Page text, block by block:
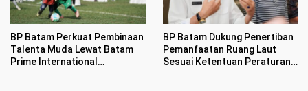
BP Batam Perkuat Pembinaan
Talenta Muda Lewat Batam
Prime International
BP Batam Dukung Penertiban
Pemanfaatan Ruang Laut
Sesuai Ketentuan Peraturan